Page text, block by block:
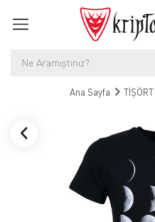
Ana Sayfa TİŞÖRT